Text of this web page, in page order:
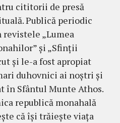
cititorii de presă
Publică periodic
„Lumea
şi „Sfinţii
şi le-a fost apropiat
duhovnici ai noştri şi
în Sfântul Munte Athos.
re­publică monahală
că îşi trăieşte viaţa